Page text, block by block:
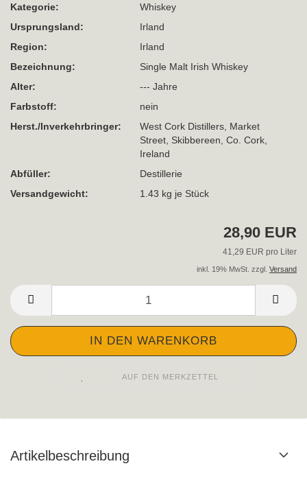
Kategorie:
Whiskey
Ursprungsland:
Irland
Region:
Irland
Bezeichnung:
Single Malt Irish Whiskey
Alter:
--- Jahre
Farbstoff:
nein
Herst./Inverkehrbringer:
West Cork Distillers, Market
Street, Skibbereen, Co. Cork,
Ireland
Abfüller:
Destillerie
Versandgewicht:
1.43 kg je Stück
28,90 EUR
41,29 EUR pro Liter
inkl. 19% MwSt. zzgl. Versand
AUF DEN MERKZETTEL
Artikelbeschreibung